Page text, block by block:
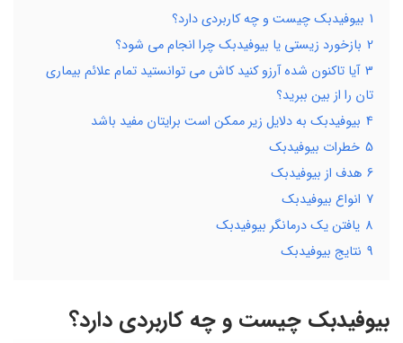
1 بیوفیدبک چیست و چه کاربردی دارد؟
2 بازخورد زیستی یا بیوفیدبک چرا انجام می شود؟
3 آیا تاکنون شده آرزو کنید کاش می توانستید تمام علائم بیماری
تان را از بین ببرید؟
4 بیوفیدبک به دلایل زیر ممکن است برایتان مفید باشد
5 خطرات بیوفیدبک
6 هدف از بیوفیدبک
7 انواع بیوفیدبک
8 یافتن یک درمانگر بیوفیدبک
9 نتایج بیوفیدبک
بیوفیدبک چیست و چه کاربردی دارد؟